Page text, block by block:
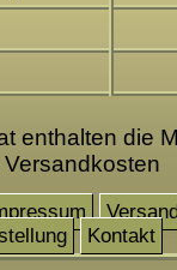
enthalten die
Kontakt